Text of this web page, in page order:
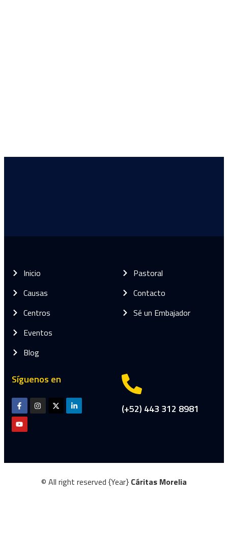
Inicio
Causas
Centros
Eventos
Blog
Pastoral
Contacto
Sé un Embajador
Síguenos en
(+52) 443 312 8981
© All right reserved {Year} Cáritas Morelia